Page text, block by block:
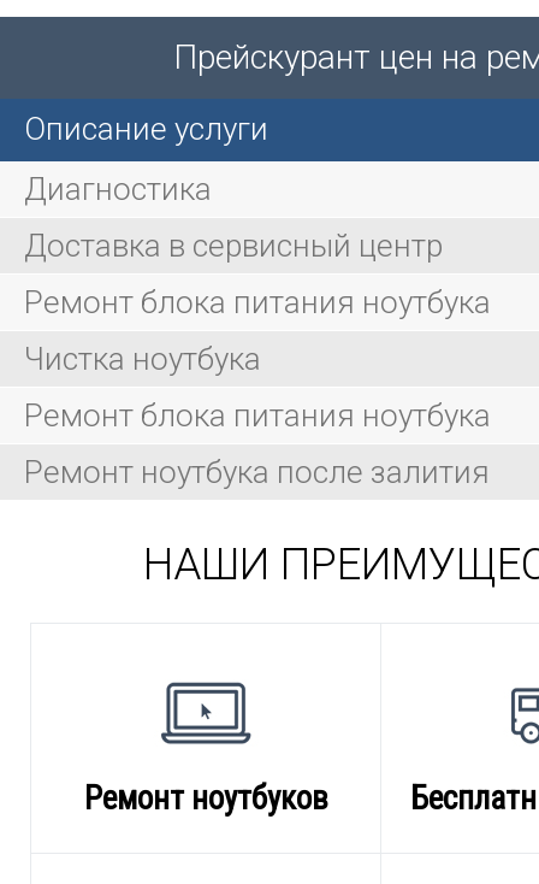
Прейскурант цен на
Описание услуги
Диагностика
Доставка в сервисный центр
Ремонт блока питания ноутбука
Чистка ноутбука
Ремонт блока питания ноутбука
Ремонт ноутбука после залития
НАШИ
Ремонт ноутбуков